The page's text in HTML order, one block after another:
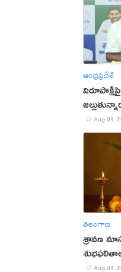
ఆంధ్రప్రదేశ్
Aug 03,
తెలంగాణ
శ్రావణ
Aug 03,